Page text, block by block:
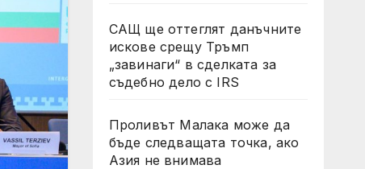
САЩ ще оттеглят данъчните
искове срещу Тръмп
„завинаги“ в сделката за
съдебно дело с IRS
Проливът Малака може да
бъде следващата точка, ако
Азия не внимава